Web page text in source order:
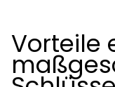
Vorteile